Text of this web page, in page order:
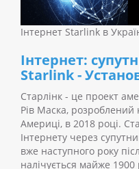
Інтернет Starlink в
Інтернет:
Starlink -
Старлінк - це проект
Рів Маска, розроблений
Америці, в 2018 році.
Інтернету через
вже наступного року
налічується майже 1900